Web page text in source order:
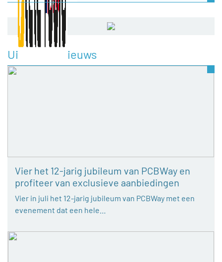
Uitgelicht nieuws
Vier het 12-jarig jubileum van PCBWay en
profiteer van exclusieve aanbiedingen
Vier in juli het 12-jarig jubileum van PCBWay met een
evenement dat een hele…